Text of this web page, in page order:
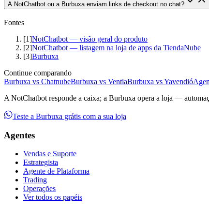
A NotChatbot ou a Burbuxa enviam links de checkout no chat?
Fontes
[1]NotChatbot — visão geral do produto
[2]NotChatbot — listagem na loja de apps da TiendaNube
[3]Burbuxa
Continue comparando
Burbuxa vs ChatnubeBurbuxa vs VentiaBurbuxa vs Yavendió
A NotChatbot responde a caixa; a Burbuxa opera a loja —
Teste a Burbuxa grátis com a sua loja
Agentes
Vendas e Suporte
Estrategista
Agente de Plataforma
Trading
Operações
Ver todos os papéis